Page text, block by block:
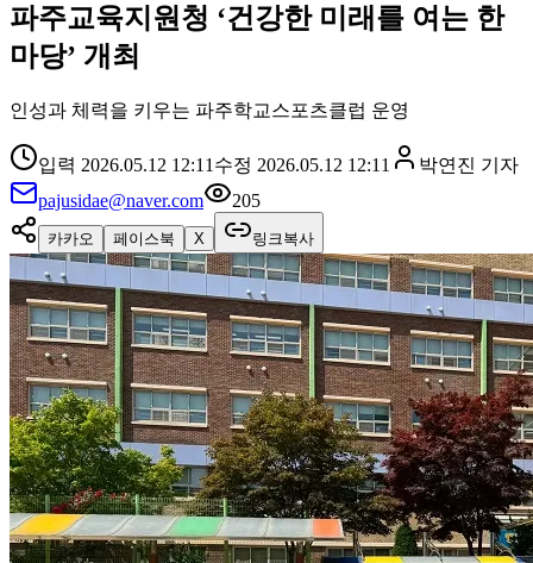
파주교육지원청 ‘건강한 미래를 여는 한
마당’ 개최
인성과 체력을 키우는 파주학교스포츠클럽 운영
입력 2026.05.12 12:11 수정 2026.05.12 12:11 박연진 기자
pajusidae@naver.com
205
카카오 페이스북 X 링크복사